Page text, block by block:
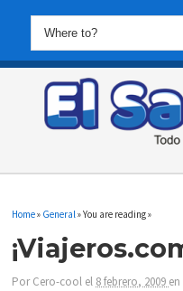
Home» General » You are reading »
PorCero-cool el 8 febrero, 2009 en